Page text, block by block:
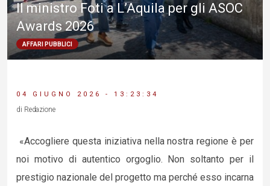
Il ministro Foti a L’Aquila per gli ASOC
Awards 2026
AFFARI PUBBLICI
04 GIUGNO 2026 - 13:23:34
di Redazione
«Accogliere questa iniziativa nella nostra regione è per
noi motivo di autentico orgoglio. Non soltanto per il
prestigio nazionale del progetto ma perché esso incarna